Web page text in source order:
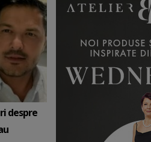
despre